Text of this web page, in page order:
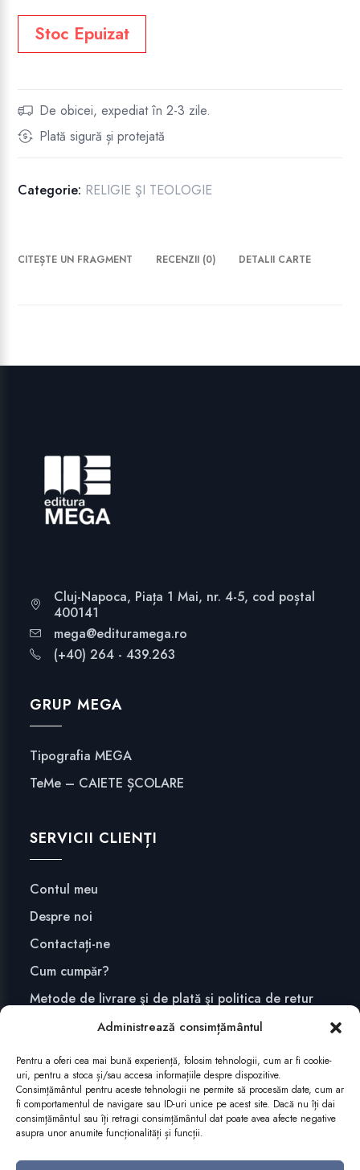
Administrează consimțământul
Pentru a oferi cea mai bună experiență, folosim tehnologii, cum ar fi cookie-
uri, pentru a stoca și/sau accesa informațiile despre dispozitive.
Consimțământul pentru aceste tehnologii ne permite să procesăm date, cum ar
fi comportamentul de navigare sau ID-uri unice pe acest site. Dacă nu îți dai
consimțământul sau îți retragi consimțământul dat poate avea afecte negative
asupra unor anumite funcționalități și funcții.
Stoc Epuizat
De obicei, expediat în 2-3 zile.
Plată sigură și protejată
Categorie: RELIGIE ŞI TEOLOGIE
CITEȘTE UN FRAGMENT RECENZII (0) DETALII CARTE
Cluj-Napoca, Piața 1 Mai, nr. 4-5, cod poștal
400141
mega@edituramega.ro
(+40) 264 - 439.263
GRUP MEGA
Tipografia MEGA
TeMe – CAIETE ȘCOLARE
SERVICII CLIENȚI
Contul meu
Despre noi
Contactați-ne
Cum cumpăr?
Metode de livrare şi de plată şi politica de retur
Confidențialitate și securitate
ABONEAZĂ-TE